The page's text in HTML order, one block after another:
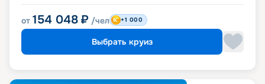
от 154 048 ₽ /чел +1 000
Выбрать круиз